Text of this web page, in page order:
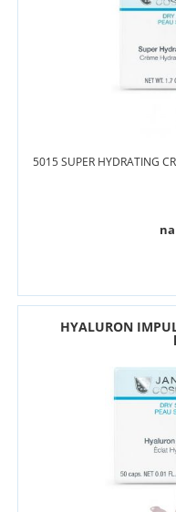
5015 SUPER HYDRATING
HYALURON